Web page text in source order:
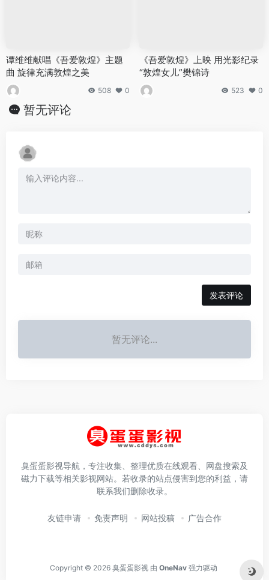
谭维维献唱《吾爱敦煌》主题
曲 旋律充满敦煌之美
508 0
《吾爱敦煌》上映 用光影纪录
“敦煌女儿”樊锦诗
523 0
暂无评论
发表评论
暂无评论...
臭蛋蛋影视导航，专注收集、整理优质在线观看、网盘搜索及
磁力下载等相关影视网站。若收录的站点侵害到您的利益，请
联系我们删除收录。
友链申请 免责声明 网站投稿 广告合作
Copyright © 2026 臭蛋蛋影视 由 OneNav 强力驱动